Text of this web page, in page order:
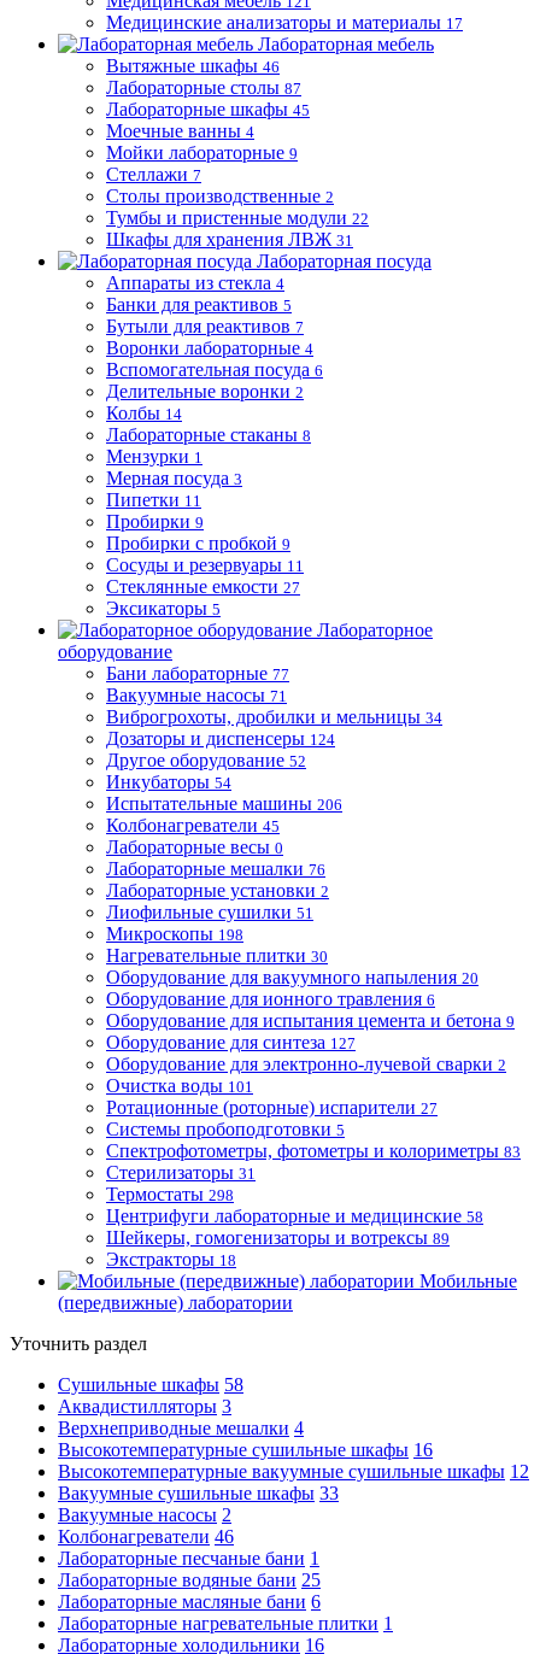
Медицинские анализаторы и материалы 17
Лабораторная мебель
Вытяжные шкафы 46
Лабораторные столы 87
Лабораторные шкафы 45
Моечные ванны 4
Мойки лабораторные 9
Стеллажи 7
Столы производственные 2
Тумбы и пристенные модули 22
Шкафы для хранения ЛВЖ 31
Лабораторная посуда
Аппараты из стекла 4
Банки для реактивов 5
Бутыли для реактивов 7
Воронки лабораторные 4
Вспомогательная посуда 6
Делительные воронки 2
Колбы 14
Лабораторные стаканы 8
Мензурки 1
Мерная посуда 3
Пипетки 11
Пробирки 9
Пробирки с пробкой 9
Сосуды и резервуары 11
Стеклянные емкости 27
Эксикаторы 5
Лабораторное
оборудование
Бани лабораторные 77
Вакуумные насосы 71
Виброгрохоты, дробилки и мельницы 34
Дозаторы и диспенсеры 124
Другое оборудование 52
Инкубаторы 54
Испытательные машины 206
Колбонагреватели 45
Лабораторные весы 0
Лабораторные мешалки 76
Лабораторные установки 2
Лиофильные сушилки 51
Микроскопы 198
Нагревательные плитки 30
Оборудование для вакуумного напыления 20
Оборудование для ионного травления 6
Оборудование для испытания цемента и бетона 9
Оборудование для синтеза 127
Оборудование для электронно-лучевой сварки 2
Очистка воды 101
Ротационные (роторные) испарители 27
Системы пробоподготовки 5
Спектрофотометры, фотометры и колориметры 83
Стерилизаторы 31
Термостаты 298
Центрифуги лабораторные и медицинские 58
Шейкеры, гомогенизаторы и вотрексы 89
Экстракторы 18
Мобильные
(передвижные) лаборатории
Уточнить раздел
Сушильные шкафы 58
Аквадистилляторы 3
Верхнеприводные мешалки 4
Высокотемпературные сушильные шкафы 16
Высокотемпературные вакуумные сушильные шкафы 12
Вакуумные сушильные шкафы 33
Вакуумные насосы 2
Колбонагреватели 46
Лабораторные песчаные бани 1
Лабораторные водяные бани 25
Лабораторные масляные бани 6
Лабораторные нагревательные плитки 1
Лабораторные холодильники 16